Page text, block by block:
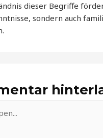
dieser Begriffe
sondern auch